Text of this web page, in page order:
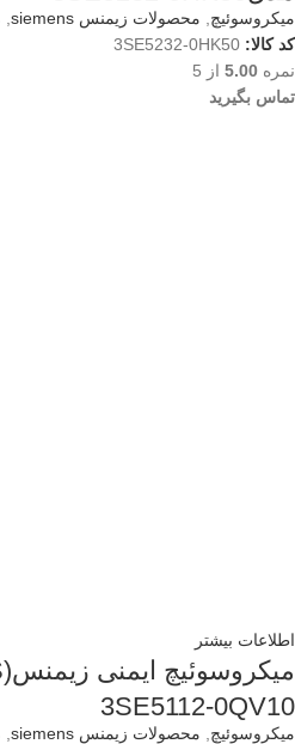
میکروسوئیچ محصولات زیمنس siemens
کد کالا: 3SE5232-0HK50
نمره 5.00 از 5
تماس بگیرید
اطلاعات بیشتر
3SE5112-0QV10
میکروسوئیچ محصولات زیمنس siemens